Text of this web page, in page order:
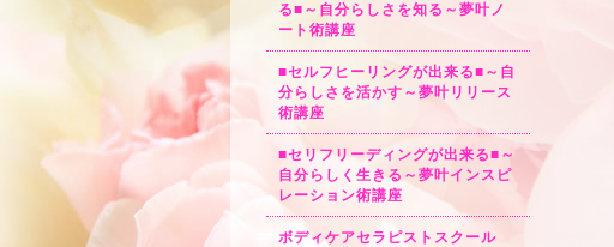
る■～自分らしさを知る～夢叶ノ
ート術講座
■セルフヒーリングが出来る■～自
分らしさを活かす～夢叶リリース
術講座
■セリフリーディングが出来る■～
自分らしく生きる～夢叶インスピ
レーション術講座
ボディケアセラピストスクール